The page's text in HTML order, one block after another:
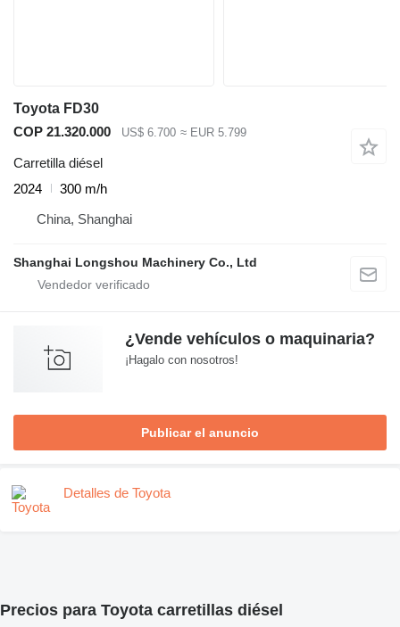
Toyota FD30
COP 21.320.000
US$ 6.700 ≈ EUR 5.799
Carretilla diésel
2024
300 m/h
China, Shanghai
Shanghai Longshou Machinery Co., Ltd
¿Vende vehículos o maquinaria?
¡Hagalo con nosotros!
Publicar el anuncio
Detalles de Toyota
Precios para Toyota carretillas diésel